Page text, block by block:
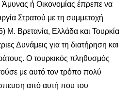
ή Οικονομίας έπρεπε να
Στρατού με τη συμμετοχή
Μ. Βρετανία, Ελλάδα και Τουρκία
Δυνάμεις για τη διατήρηση και
Ο τουρκικός πληθυσμός
με αυτό τον τρόπο πολύ
από αυτή που του